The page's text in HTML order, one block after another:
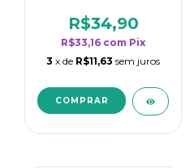
rendimento da
categoria - Flor de
Laranjeira
R$34,90
R$33,16 com Pix
3 x de R$11,63 sem juros